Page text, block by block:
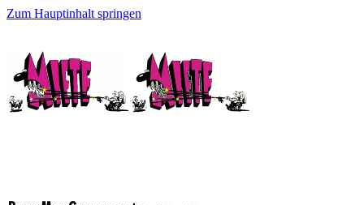
Zum Hauptinhalt springen